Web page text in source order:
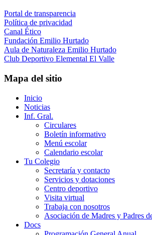
Portal de transparencia
Política de privacidad
Canal Ético
Fundación Emilio Hurtado
Aula de Naturaleza Emilio Hurtado
Club Deportivo Elemental El Valle
Mapa del sitio
Inicio
Noticias
Inf. Gral.
Circulares
Boletín informativo
Menú escolar
Calendario escolar
Tu Colegio
Secretaría y contacto
Servicios y dotaciones
Centro deportivo
Visita virtual
Trabaja con nosotros
Asociación de Madres y Padres
Docs